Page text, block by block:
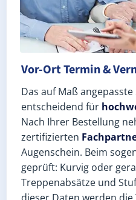
Vor-Ort Termin &
Das auf Maß
entscheidend für
Nach Ihrer Bestellung
zertifizierten
Augenschein. Beim
geprüft: Kurvig oder
Treppenabsätze und